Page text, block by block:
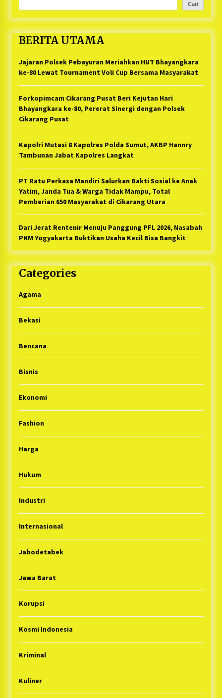
Cari
BERITA UTAMA
Jajaran Polsek Pebayuran Meriahkan HUT Bhayangkara
ke-80 Lewat Tournament Voli Cup Bersama Masyarakat
Forkopimcam Cikarang Pusat Beri Kejutan Hari
Bhayangkara ke-80, Pererat Sinergi dengan Polsek
Cikarang Pusat
Kapolri Mutasi 8 Kapolres Polda Sumut, AKBP Hannry
Tambunan Jabat Kapolres Langkat
PT Ratu Perkasa Mandiri Salurkan Bakti Sosial ke Anak
Yatim, Janda Tua & Warga Tidak Mampu, Total
Pemberian 650 Masyarakat di Cikarang Utara
Dari Jerat Rentenir Menuju Panggung PFL 2026, Nasabah
PNM Yogyakarta Buktikan Usaha Kecil Bisa Bangkit
Categories
Agama
Bekasi
Bencana
Bisnis
Ekonomi
Fashion
Harga
Hukum
Industri
Internasional
Jabodetabek
Jawa Barat
Korupsi
Kosmi Indonesia
Kriminal
Kuliner